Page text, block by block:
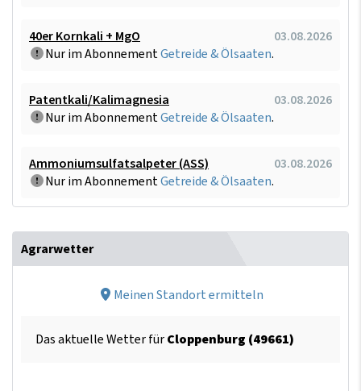
40er Kornkali + MgO
03.08.2026
Nur im AbonnementGetreide & Ölsaaten.
Patentkali/Kalimagnesia
03.08.2026
Nur im AbonnementGetreide & Ölsaaten.
Ammoniumsulfatsalpeter (ASS)
03.08.2026
Nur im AbonnementGetreide & Ölsaaten.
Agrarwetter
Meinen Standort ermitteln
Das aktuelle Wetter fürCloppenburg (49661)